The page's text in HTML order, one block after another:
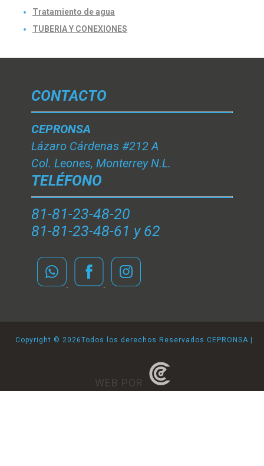
Tratamiento de agua
TUBERIA Y CONEXIONES
CONTACTO
CEPRONSA
Lázaro Cárdenas #212 A
Col. Leones, Monterrey N.L.
TELÉFONO
81-81-23-48-20
81-81-23-48-61 y 62
Copyright © 2026Todos los derechos Reservados CEPRONSA |
WEB POR